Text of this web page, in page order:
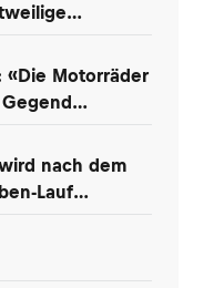
«Die Motorräder
nach dem
Lauf